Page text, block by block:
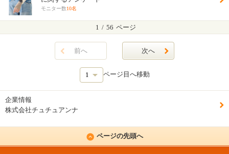
モニター数10名
1 / 56 ページ
前へ 次へ
ページ目へ移動
企業情報
株式会社チュチュアンナ
ページの先頭へ